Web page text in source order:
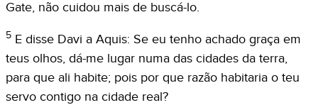
Gate, não cuidou mais de buscá-lo.
5 E disse Davi a Aquis: Se eu tenho achado graça em
teus olhos, dá-me lugar numa das cidades da terra,
para que ali habite; pois por que razão habitaria o teu
servo contigo na cidade real?